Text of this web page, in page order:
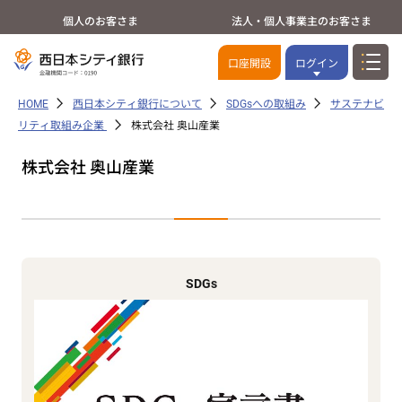
個人のお客さま 法人・個人事業主のお客さま
口座開設 ログイン
HOME 西日本シティ銀行について SDGsへの取組み
サステナビ
リティ取組み企業
株式会社 奥山産業
株式会社 奥山産業
SDGs